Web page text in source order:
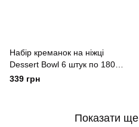
Набір креманок на ніжці
Dessert Bowl 6 штук по 180
мл Yiwu Прозрачный
339 грн
Показати ще